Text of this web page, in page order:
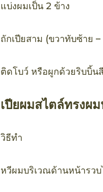
แบ่งผมเป็น 2 ข้าง
ถักเปียสาม (ขวาทับซ้าย
ติดโบว์ หรือผูกด้วยริบบิ้น
เปียผมสไตล์ทรงผ
วิธีทำ
หวีผมบริเวณด้านหน้ารว